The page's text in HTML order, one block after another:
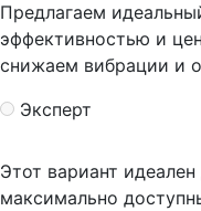
Предлагаем
эффективностью и
снижаем вибрации и
Эксперт
Этот вариант
максимально